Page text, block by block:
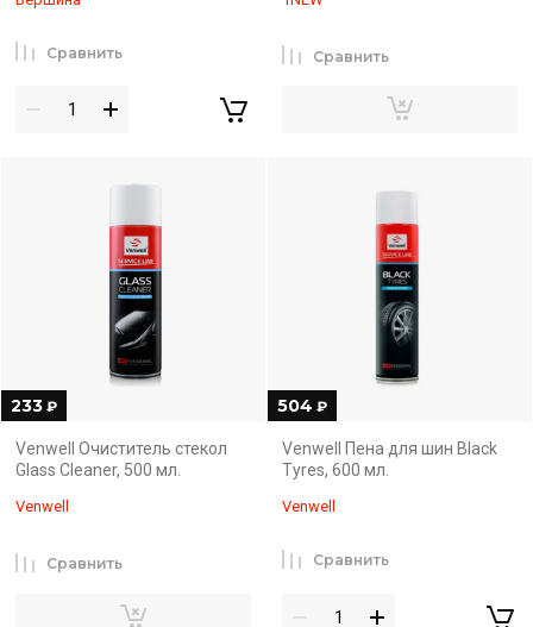
Сравнить Сравнить
233 ₽
Venwell Очиститель стекол
Glass Cleaner, 500 мл.
Venwell
Сравнить
504 ₽
Venwell Пена для шин Black
Tyres, 600 мл.
Venwell
Сравнить